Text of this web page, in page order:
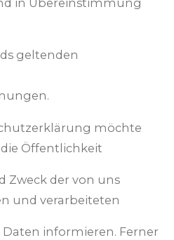
geltenden
möchte
Öffentlichkeit
Zweck der von uns
und verarbeiteten
informieren. Ferner